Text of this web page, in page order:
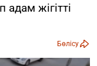
адам жігітті
Бөлісу